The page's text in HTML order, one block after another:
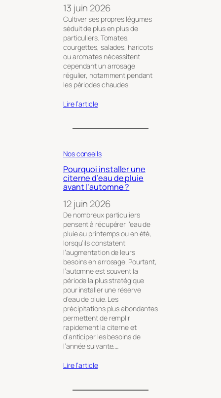
13 juin 2026
Cultiver ses propres légumes
séduit de plus en plus de
particuliers. Tomates,
courgettes, salades, haricots
ou aromates nécessitent
cependant un arrosage
régulier, notamment pendant
les périodes chaudes.
Lire l’article
Nos conseils
Pourquoi installer une
citerne d’eau de pluie
avant l’automne ?
12 juin 2026
De nombreux particuliers
pensent à récupérer l’eau de
pluie au printemps ou en été,
lorsqu’ils constatent
l’augmentation de leurs
besoins en arrosage. Pourtant,
l’automne est souvent la
période la plus stratégique
pour installer une réserve
d’eau de pluie. Les
précipitations plus abondantes
permettent de remplir
rapidement la citerne et
d’anticiper les besoins de
l’année suivante.…
Lire l’article